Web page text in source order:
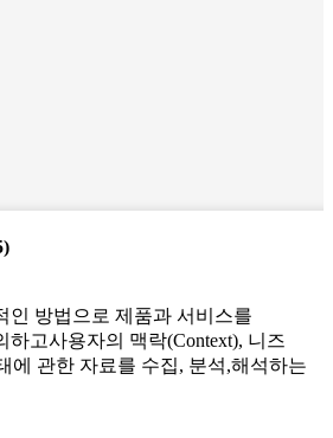
인 방법으로 제품과 서비스를
하고사용자의 맥락(Context), 니즈
에 관한 자료를 수집, 분석,해석하는